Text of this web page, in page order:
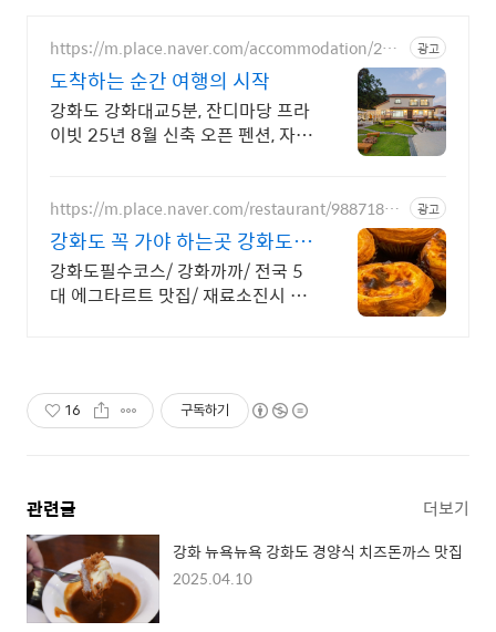
https://m.place.naver.com/accommodation/201
7330560
광고
도착하는 순간 여행의 시작
강화도 강화대교5분, 잔디마당 프라
이빗 25년 8월 신축 오픈 펜션, 자연
https://m.place.naver.com/restaurant/98871834 광고
강화도 꼭 가야 하는곳 강화도가
면 꼭 먹어봐야하는!
강화도필수코스/ 강화까까/ 전국 5
대 에그타르트 맛집/ 재료소진시 구
16 구독하기
관련글 더보기
강화 뉴욕뉴욕 강화도 경양식 치즈돈까스 맛집
2025.04.10